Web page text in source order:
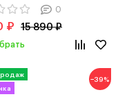
0
₽ 15 890 ₽
−39%